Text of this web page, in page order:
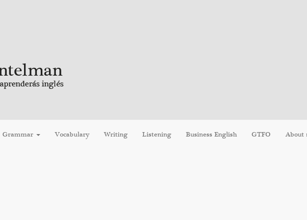
Grammar Vocabulary Writing Listening Business English GTFO About